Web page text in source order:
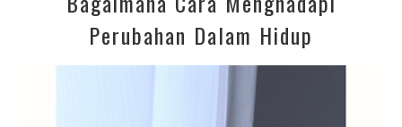
Perubahan Dalam Hidup